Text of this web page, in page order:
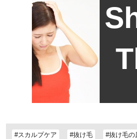
#スカルプケア #抜け毛 #抜け毛の